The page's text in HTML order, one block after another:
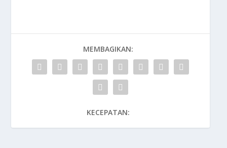
MEMBAGIKAN:
KECEPATAN: